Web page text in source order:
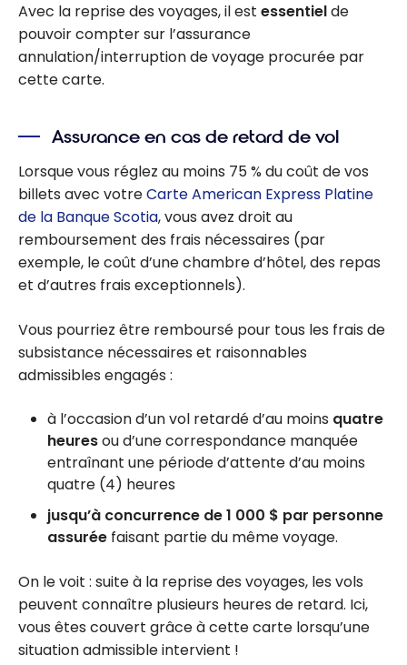
Avec la reprise des voyages, il est essentielde
pouvoir compter sur l’assurance
annulation/interruption de voyage procurée par
cette carte.
Assurance en cas de retard de vol
Lorsque vous réglez au moins 75 % du coût de vos
billets avec votreCarte American Express Platine
de la Banque Scotia, vous avez droit au
remboursement des frais nécessaires (par
exemple, le coût d’une chambre d’hôtel, des repas
et d’autres frais exceptionnels).
Vous pourriez être remboursé pour tous les frais de
subsistance nécessaires et raisonnables
admissibles engagés :
à l’occasion d’un vol retardé d’au moins quatre
heuresou d’une correspondance manquée
entraînant une période d’attente d’au moins
quatre (4) heures
jusqu’à concurrence de 1 000 $ par personne
assurée faisant partie du même voyage.
On le voit : suite à la reprise des voyages, les vols
peuvent connaître plusieurs heures de retard. Ici,
vous êtes couvert grâce à cette carte lorsqu’une
situation admissible intervient !